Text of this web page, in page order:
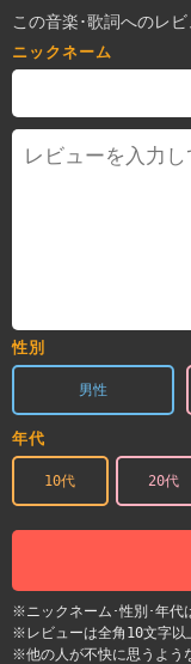
この音楽･歌詞へのレ
ニックネーム
性別
男性
年代
10代 20代
※ニックネーム･性別･年代
※レビューは全角10文字以
※他の人が不快に思うよう